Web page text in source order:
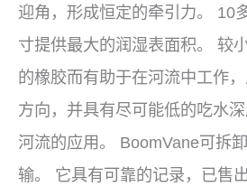
迎角，形成恒定的牵引力。 10
寸提供最大的润湿表面积。 较
的橡胶而有助于在河流中工作
方向，并具有尽可能低的吃水
河流的应用。 BoomVane可拆
输。 它具有可靠的记录，已售